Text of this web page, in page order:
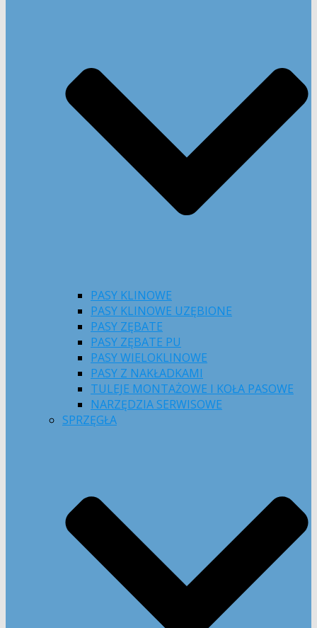
PASY KLINOWE
PASY KLINOWE UZĘBIONE
PASY ZĘBATE
PASY ZĘBATE PU
PASY WIELOKLINOWE
PASY Z NAKŁADKAMI
TULEJE MONTAŻOWE I KOŁA PASOWE
NARZĘDZIA SERWISOWE
SPRZĘGŁA